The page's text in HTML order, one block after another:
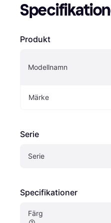
Produkt
Modellnamn
Märke
Serie
Serie
Specifikationer
Färg